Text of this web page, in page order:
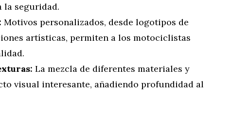
seguridad.
Motivos personalizados, desde logotipos de
artísticas, permiten a los motociclistas
La mezcla de diferentes materiales y
visual interesante, añadiendo profundidad al